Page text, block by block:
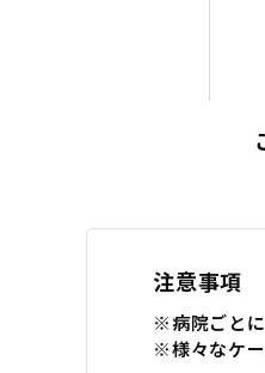
注意事項
※病院ごとに
※様々なケー